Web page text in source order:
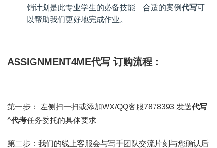
销计划是此专业学生的必备技能，合适的案例代写可
以帮助我们更好地完成作业。
ASSIGNMENT4ME代写 订购流程：
第一步： 左侧扫一扫或添加WX/QQ客服7878393 发送代写
^代考任务委托的具体要求
第二步：我们的线上客服会与写手团队交流片刻与您确认后